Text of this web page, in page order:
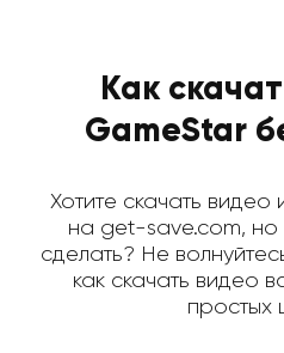
Как
GameStar
Хотите скачать видео
на get-save.com, но
сделать? Не
как скачать видео
простых